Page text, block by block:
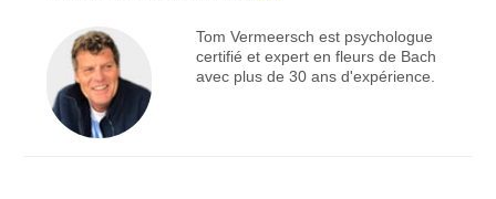
Tom Vermeersch est psychologue
certifié et expert en fleurs de Bach
avec plus de 30 ans d'expérience.